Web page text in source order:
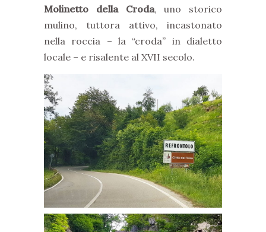
Molinetto della Croda, uno storico
mulino, tuttora attivo, incastonato
nella roccia – la “croda” in dialetto
locale – e risalente al XVII secolo.